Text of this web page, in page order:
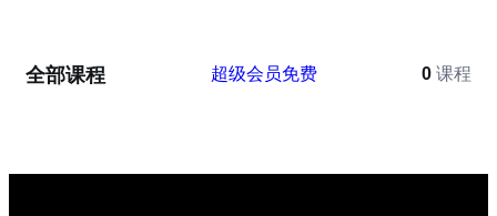
全部课程 超级会员免费 0 课程